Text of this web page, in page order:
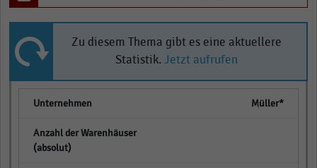
Zu diesem Thema gibt es eine aktuellere
Statistik. Jetzt aufrufen
Müller*